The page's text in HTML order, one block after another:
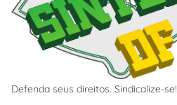
Defenda seus direitos. Sindicalize-se!